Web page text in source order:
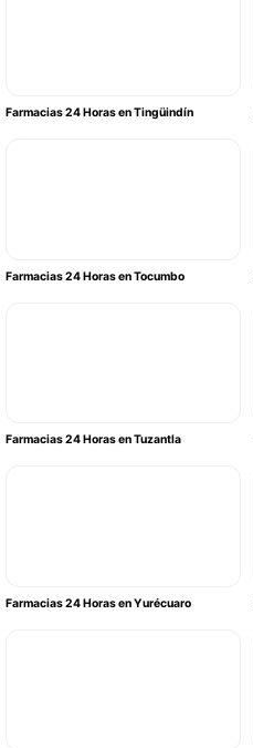
Farmacias 24 Horas en Tingüindín
Farmacias 24 Horas en Tocumbo
Farmacias 24 Horas en Tuzantla
Farmacias 24 Horas en Yurécuaro